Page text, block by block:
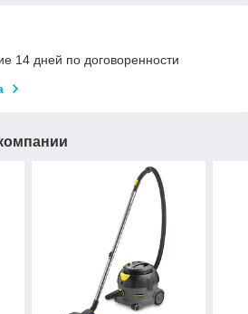
14 дней по договоренности